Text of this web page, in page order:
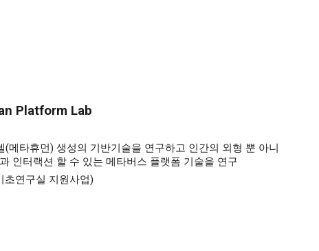
Platform Lab
메타휴먼) 생성의 기반기술을 연구하고 인간의 외형 뿐 아니
인터랙션 할 수 있는 메타버스 플랫폼 기술을 연구
초연구실 지원사업)